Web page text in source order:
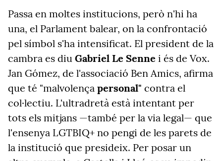
Passa en moltes institucions, però n'hi ha
una, el Parlament balear, on la confrontació
pel símbol s'ha intensificat. El president de la
cambra es diu Gabriel Le Senne i és de Vox.
Jan Gómez, de l'associació Ben Amics, afirma
que té "malvolença personal" contra el
col·lectiu. L'ultradretà està intentant per
tots els mitjans —també per la via legal— que
l'ensenya LGTBIQ+ no pengi de les parets de
la institució que presideix. Per posar un